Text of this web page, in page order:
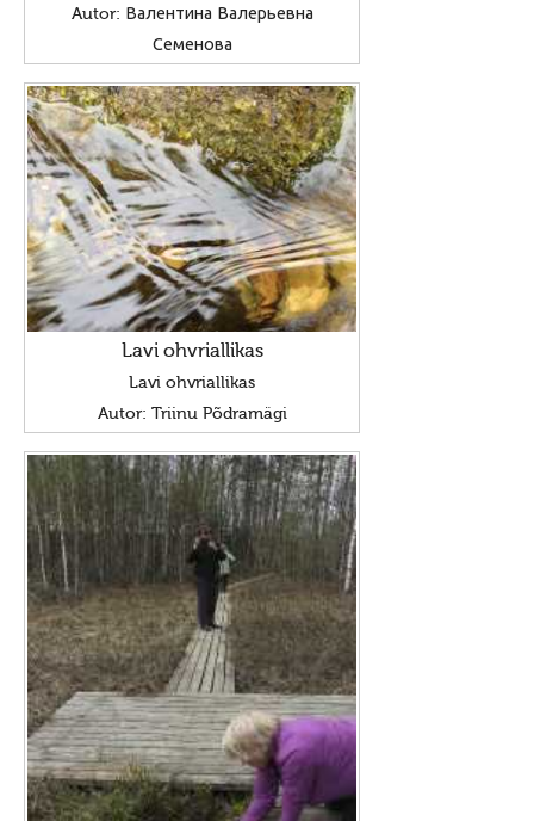
Autor: Валентина Валерьевна
Семенова
Lavi ohvriallikas
Lavi ohvriallikas
Autor: Triinu Põdramägi